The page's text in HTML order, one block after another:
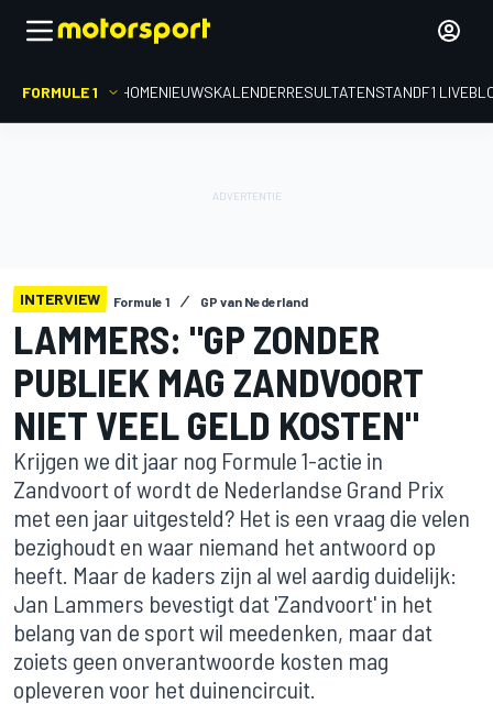
FORMULE 1 HOMENIEUWSKALENDERRESULTATENSTANDF1
INTERVIEW Formule 1 GP van Nederland
LAMMERS: "GP ZONDER
PUBLIEK MAG ZANDVOORT
NIET VEEL GELD KOSTEN"
Krijgen we dit jaar nog Formule 1-actie in
Zandvoort of wordt de Nederlandse Grand Prix
met een jaar uitgesteld? Het is een vraag die velen
bezighoudt en waar niemand het antwoord op
heeft. Maar de kaders zijn al wel aardig duidelijk:
Jan Lammers bevestigt dat 'Zandvoort' in het
belang van de sport wil meedenken, maar dat
zoiets geen onverantwoorde kosten mag
opleveren voor het duinencircuit.